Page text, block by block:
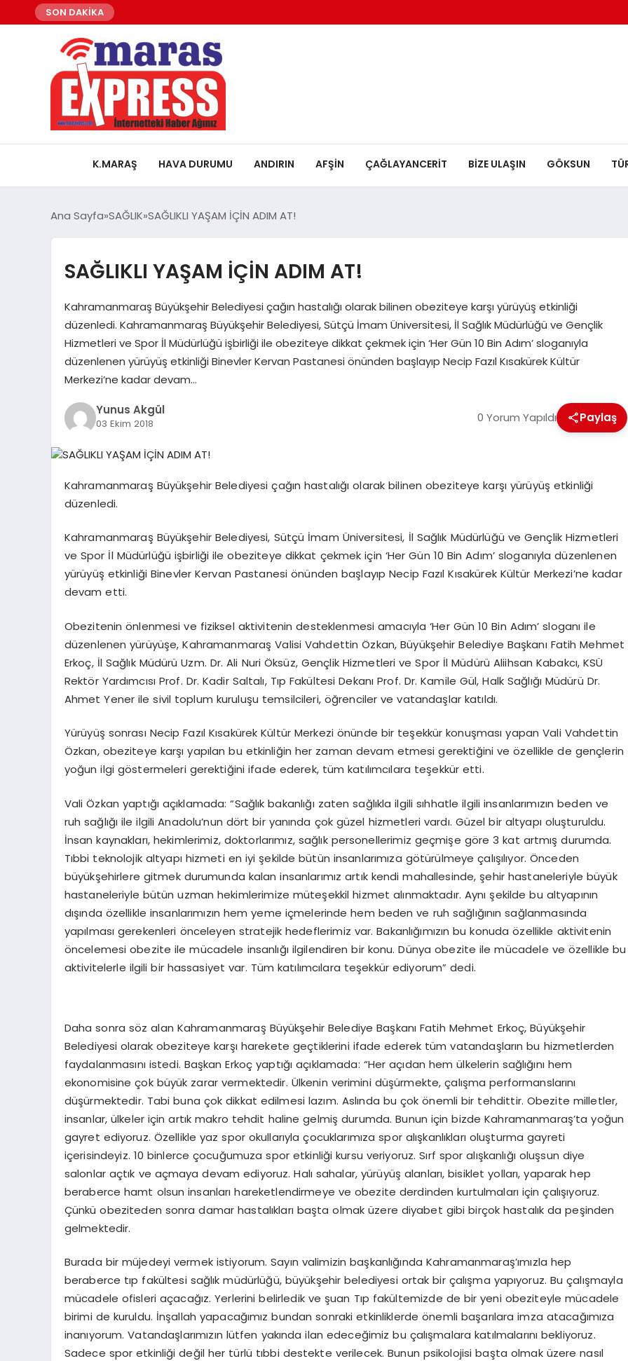
SON DAKİKA
K.MARAŞ HAVA DURUMU ANDIRIN AFŞİN ÇAĞLAYANCERİT BİZE ULAŞIN GÖKSUN
Ana Sayfa SAĞLIK SAĞLIKLI YAŞAM İÇİN ADIM AT!
SAĞLIKLI YAŞAM İÇİN ADIM AT!
Kahramanmaraş Büyükşehir Belediyesi çağın hastalığı olarak bilinen obeziteye karşı yürüyüş etkinliği
düzenledi. Kahramanmaraş Büyükşehir Belediyesi, Sütçü İmam Üniversitesi, İl Sağlık Müdürlüğü ve Gençlik
Hizmetleri ve Spor İl Müdürlüğü işbirliği ile obeziteye dikkat çekmek için ‘Her Gün 10 Bin Adım’ sloganıyla
düzenlenen yürüyüş etkinliği Binevler Kervan Pastanesi önünden başlayıp Necip Fazıl Kısakürek Kültür
Merkezi’ne kadar devam…
Yunus Akgül
03 Ekim 2018 0 Yorum Yapıldı Paylaş
Kahramanmaraş Büyükşehir Belediyesi çağın hastalığı olarak bilinen obeziteye karşı yürüyüş etkinliği
düzenledi.
Kahramanmaraş Büyükşehir Belediyesi, Sütçü İmam Üniversitesi, İl Sağlık Müdürlüğü ve Gençlik Hizmetleri
ve Spor İl Müdürlüğü işbirliği ile obeziteye dikkat çekmek için ‘Her Gün 10 Bin Adım’ sloganıyla düzenlenen
yürüyüş etkinliği Binevler Kervan Pastanesi önünden başlayıp Necip Fazıl Kısakürek Kültür Merkezi’ne kadar
devam etti.
Obezitenin önlenmesi ve fiziksel aktivitenin desteklenmesi amacıyla ‘Her Gün 10 Bin Adım’ sloganı ile
düzenlenen yürüyüşe, Kahramanmaraş Valisi Vahdettin Özkan, Büyükşehir Belediye Başkanı Fatih Mehmet
Erkoç, İl Sağlık Müdürü Uzm. Dr. Ali Nuri Öksüz, Gençlik Hizmetleri ve Spor İl Müdürü Aliihsan Kabakcı, KSÜ
Rektör Yardımcısı Prof. Dr. Kadir Saltalı, Tıp Fakültesi Dekanı Prof. Dr. Kamile Gül, Halk Sağlığı Müdürü Dr.
Ahmet Yener ile sivil toplum kuruluşu temsilcileri, öğrenciler ve vatandaşlar katıldı.
Yürüyüş sonrası Necip Fazıl Kısakürek Kültür Merkezi önünde bir teşekkür konuşması yapan Vali Vahdettin
Özkan, obeziteye karşı yapılan bu etkinliğin her zaman devam etmesi gerektiğini ve özellikle de gençlerin
yoğun ilgi göstermeleri gerektiğini ifade ederek, tüm katılımcılara teşekkür etti.
Vali Özkan yaptığı açıklamada: “Sağlık bakanlığı zaten sağlıkla ilgili sıhhatle ilgili insanlarımızın beden ve
ruh sağlığı ile ilgili Anadolu’nun dört bir yanında çok güzel hizmetleri vardı. Güzel bir altyapı oluşturuldu.
İnsan kaynakları, hekimlerimiz, doktorlarımız, sağlık personellerimiz geçmişe göre 3 kat artmış durumda.
Tıbbi teknolojik altyapı hizmeti en iyi şekilde bütün insanlarımıza götürülmeye çalışılıyor. Önceden
büyükşehirlere gitmek durumunda kalan insanlarımız artık kendi mahallesinde, şehir hastaneleriyle büyük
hastaneleriyle bütün uzman hekimlerimize müteşekkil hizmet alınmaktadır. Aynı şekilde bu altyapının
dışında özellikle insanlarımızın hem yeme içmelerinde hem beden ve ruh sağlığının sağlanmasında
yapılması gerekenleri önceleyen stratejik hedeflerimiz var. Bakanlığımızın bu konuda özellikle aktivitenin
öncelemesi obezite ile mücadele insanlığı ilgilendiren bir konu. Dünya obezite ile mücadele ve özellikle bu
aktivitelerle ilgili bir hassasiyet var. Tüm katılımcılara teşekkür ediyorum” dedi.
Daha sonra söz alan Kahramanmaraş Büyükşehir Belediye Başkanı Fatih Mehmet Erkoç, Büyükşehir
Belediyesi olarak obeziteye karşı harekete geçtiklerini ifade ederek tüm vatandaşların bu hizmetlerden
faydalanmasını istedi. Başkan Erkoç yaptığı açıklamada: “Her açıdan hem ülkelerin sağlığını hem
ekonomisine çok büyük zarar vermektedir. Ülkenin verimini düşürmekte, çalışma performanslarını
düşürmektedir. Tabi buna çok dikkat edilmesi lazım. Aslında bu çok önemli bir tehdittir. Obezite milletler,
insanlar, ülkeler için artık makro tehdit haline gelmiş durumda. Bunun için bizde Kahramanmaraş’ta yoğun
gayret ediyoruz. Özellikle yaz spor okullarıyla çocuklarımıza spor alışkanlıkları oluşturma gayreti
içerisindeyiz. 10 binlerce çocuğumuza spor etkinliği kursu veriyoruz. Sırf spor alışkanlığı oluşsun diye
salonlar açtık ve açmaya devam ediyoruz. Halı sahalar, yürüyüş alanları, bisiklet yolları, yaparak hep
beraberce hamt olsun insanları hareketlendirmeye ve obezite derdinden kurtulmaları için çalışıyoruz.
Çünkü obeziteden sonra damar hastalıkları başta olmak üzere diyabet gibi birçok hastalık da peşinden
gelmektedir.
Burada bir müjedeyi vermek istiyorum. Sayın valimizin başkanlığında Kahramanmaraş’ımızla hep
beraberce tıp fakültesi sağlık müdürlüğü, büyükşehir belediyesi ortak bir çalışma yapıyoruz. Bu çalışmayla
mücadele ofisleri açacağız. Yerlerini belirledik ve şuan Tıp fakültemizde de bir yeni obeziteyle mücadele
birimi de kuruldu. İnşallah yapacağımız bundan sonraki etkinliklerde önemli başarılara imza atacağımıza
inanıyorum. Vatandaşlarımızın lütfen yakında ilan edeceğimiz bu çalışmalara katılmalarını bekliyoruz.
Sadece spor etkinliği değil her türlü tıbbi destekte verilecek. Bunun psikolojisi başta olmak üzere nasıl